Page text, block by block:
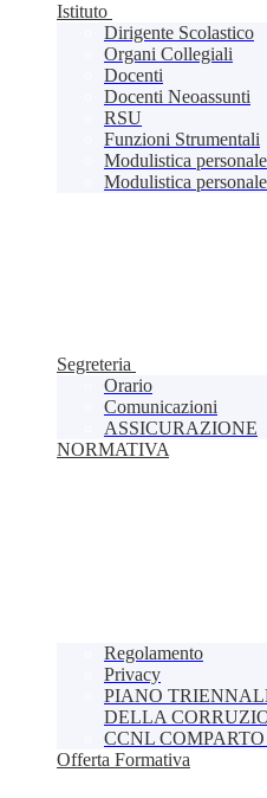
Istituto
Dirigente Scolastico
Organi Collegiali
Docenti
Docenti Neoassunti
RSU
Funzioni Strumentali
Modulistica personale
Modulistica
Segreteria
Orario
Comunicazioni
ASSICURAZIONE
NORMATIVA
Regolamento
Privacy
PIANO
DELLA
CCNL
Offerta Formativa